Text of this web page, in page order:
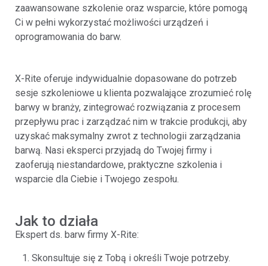
zaawansowane szkolenie oraz wsparcie, które pomogą
Ci w pełni wykorzystać możliwości urządzeń i
oprogramowania do barw.
X-Rite oferuje indywidualnie dopasowane do potrzeb
sesje szkoleniowe u klienta pozwalające zrozumieć rolę
barwy w branży, zintegrować rozwiązania z procesem
przepływu prac i zarządzać nim w trakcie produkcji, aby
uzyskać maksymalny zwrot z technologii zarządzania
barwą. Nasi eksperci przyjadą do Twojej firmy i
zaoferują niestandardowe, praktyczne szkolenia i
wsparcie dla Ciebie i Twojego zespołu.
Jak to działa
Ekspert ds. barw firmy X-Rite:
Skonsultuje się z Tobą i określi Twoje potrzeby.